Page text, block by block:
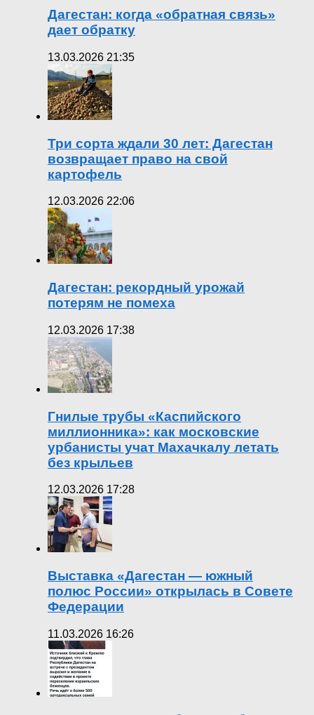
Дагестан: когда «обратная связь»
дает обратку
13.03.2026 21:35
Три сорта ждали 30 лет: Дагестан
возвращает право на свой
картофель
12.03.2026 22:06
Дагестан: рекордный урожай
потерям не помеха
12.03.2026 17:38
Гнилые трубы «Каспийского
миллионника»: как московские
урбанисты учат Махачкалу летать
без крыльев
12.03.2026 17:28
Выставка «Дагестан — южный
полюс России» открылась в Совете
Федерации
11.03.2026 16:26